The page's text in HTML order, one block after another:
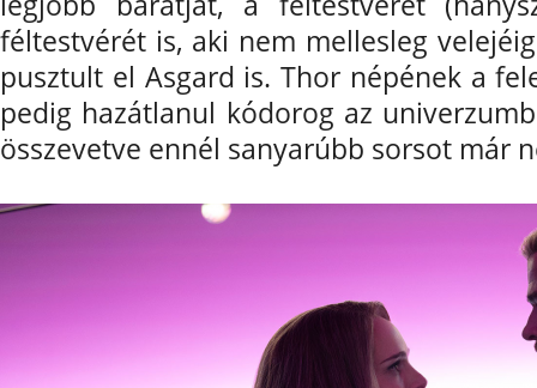
féltestvérét is, aki nem mellesleg
pusztult el Asgard is. Thor népének a
pedig hazátlanul kódorog az
összevetve ennél sanyarúbb sorsot már